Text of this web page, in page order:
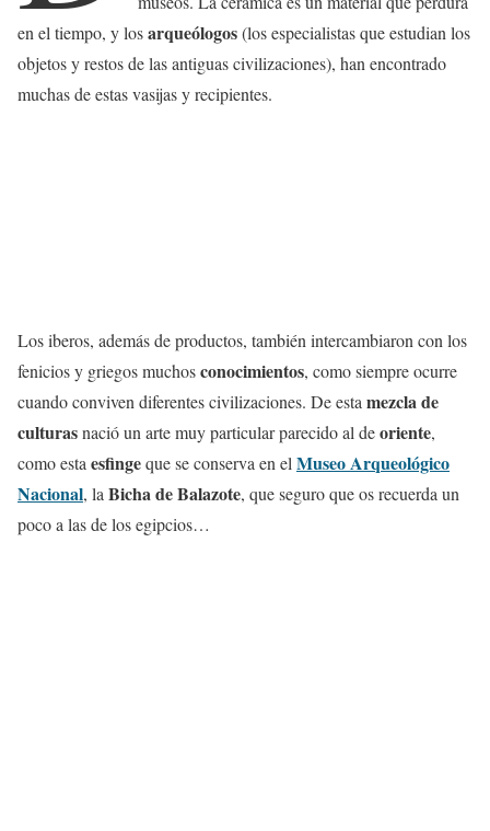
en el tiempo, y losarqueólogos(los especialistas que estudian los
objetos y restos de las antiguas civilizaciones), han encontrado
muchas de estas vasijas y recipientes.
Los iberos, además de productos, también intercambiaron con los
fenicios y griegos muchosconocimientos, como siempre ocurre
cuando conviven diferentes civilizaciones. De esta mezcla de
culturasnació un arte muy particular parecido al deoriente,
como esta esfingeque se conserva en el Museo Arqueológico
Nacional, la Bicha de Balazote, que seguro que os recuerda un
poco a las de los egipcios…